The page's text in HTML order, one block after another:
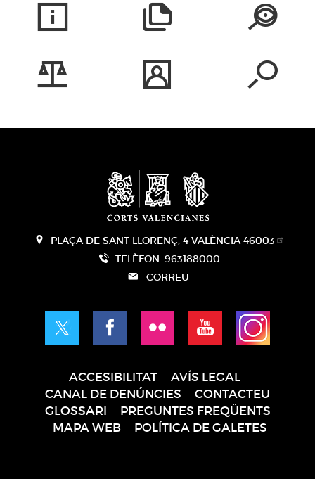
PLAÇA DE SANT LLORENÇ, 4 VALÈNCIA 46003
TELÈFON: 963188000
CORREU
página
ACCESIBILITAT
AVÍS LEGAL
CANAL DE DENÚNCIES
CONTACTEU
GLOSSARI
PREGUNTES FREQÜENTS
MAPA WEB
POLÍTICA DE GALETES